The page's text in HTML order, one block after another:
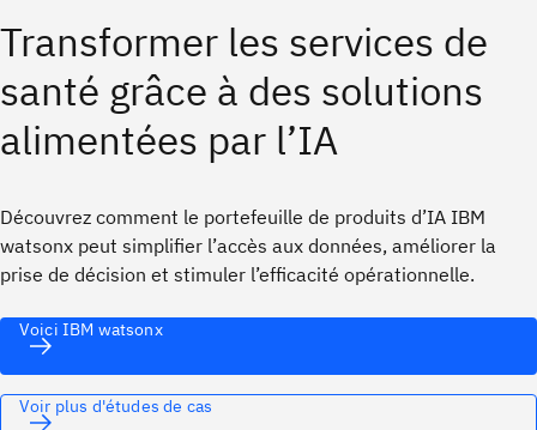
Transformer les services de
santé grâce à des solutions
alimentées par l’IA
Découvrez comment le portefeuille de produits d’IA IBM
watsonx peut simplifier l’accès aux données, améliorer la
prise de décision et stimuler l’efficacité opérationnelle.
Voici IBM watsonx
Voir plus d'études de cas